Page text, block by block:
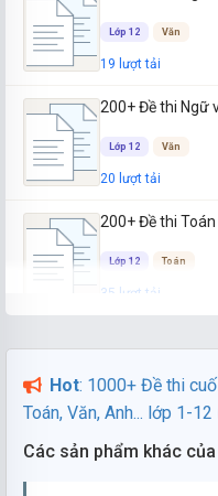
Lớp 12 Văn
19 lượt tải
200+ Đề thi Ngữ
Lớp 12 Văn
20 lượt tải
200+ Đề thi
Lớp 12 Toán
35 lượt tải
102 lượt tải
Đề Khảo sát đầu
Hot: 1000+ Đề thi
Toán, Văn, Anh... lớp 1-12
Các sản phẩm khác